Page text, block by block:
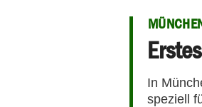
In
speziell